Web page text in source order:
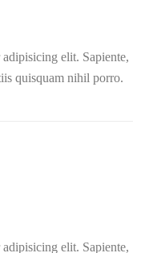
elit. Sapiente,
quisquam nihil porro.
elit. Sapiente,